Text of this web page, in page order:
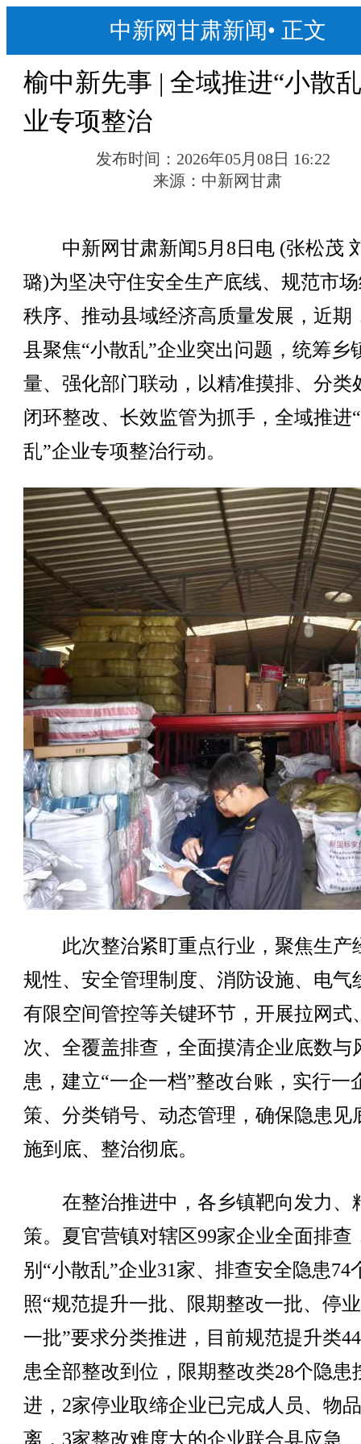
中新网甘肃新闻• 正文
榆中新先事 | 全域推进“小散
业专项整治
发布时间： 2026年05月08日 16:22
来源： 中新网甘肃
中新网甘肃新闻5月8日电 (张松茂
璐)为坚决守住安全生产底线、规范市
秩序、推动县域经济高质量发展，近期
县聚焦“小散乱”企业突出问题，统筹乡
量、强化部门联动，以精准摸排、分类
闭环整改、长效监管为抓手，全域推进
乱”企业专项整治行动。
此次整治紧盯重点行业，聚焦生产
规性、安全管理制度、消防设施、电气
有限空间管控等关键环节，开展拉网式
次、全覆盖排查，全面摸清企业底数与
患，建立“一企一档”整改台账，实行一
策、分类销号、动态管理，确保隐患见
施到底、整治彻底。
在整治推进中，各乡镇靶向发力、
策。夏官营镇对辖区99家企业全面排查
别“小散乱”企业31家、排查安全隐患74
照“规范提升一批、限期整改一批、停
一批”要求分类推进，目前规范提升类
患全部整改到位，限期整改类28个隐患
进，2家停业取缔企业已完成人员、物
离，3家整改难度大的企业联合县应急